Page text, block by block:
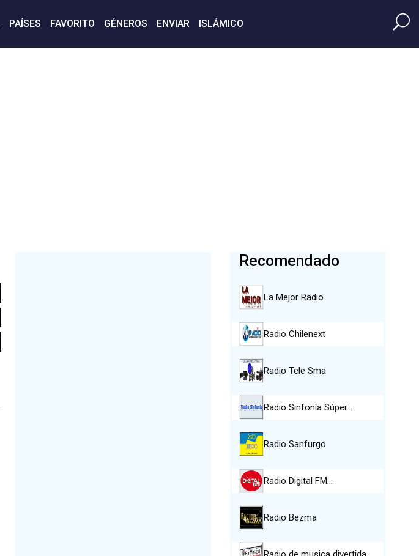
PAÍSES FAVORITO GÉNEROS ENVIAR ISLÁMICO
Recomendado
La Mejor Radio
Radio Chilenext
Radio Tele Sma
Radio Sinfonía Súper…
Radio Sanfurgo
Radio Digital FM…
Radio Bezma